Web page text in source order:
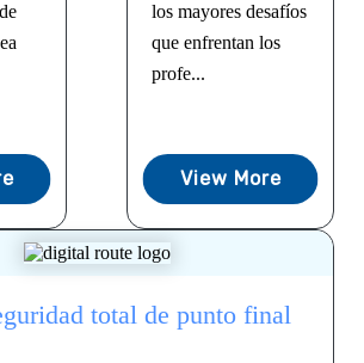
los mayores desafíos
que enfrentan los
profe...
View More
total de punto final